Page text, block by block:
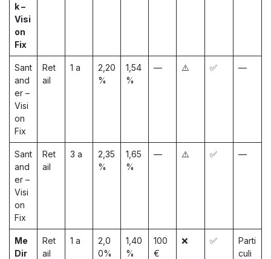
k –
Visi
on
Fix
Sant
and
er –
Visi
on
Fix
Ret
ail
1 a
2,20
%
1,54
%
— ⚠️ ✅ —
Sant
and
er –
Visi
on
Fix
Ret
ail
3 a
2,35
%
1,65
%
— ⚠️ ✅ —
Me
Dir
Ret
ail
1 a
2,0
0%
1,40
%
100
€
❌ ✅
Parti
culi